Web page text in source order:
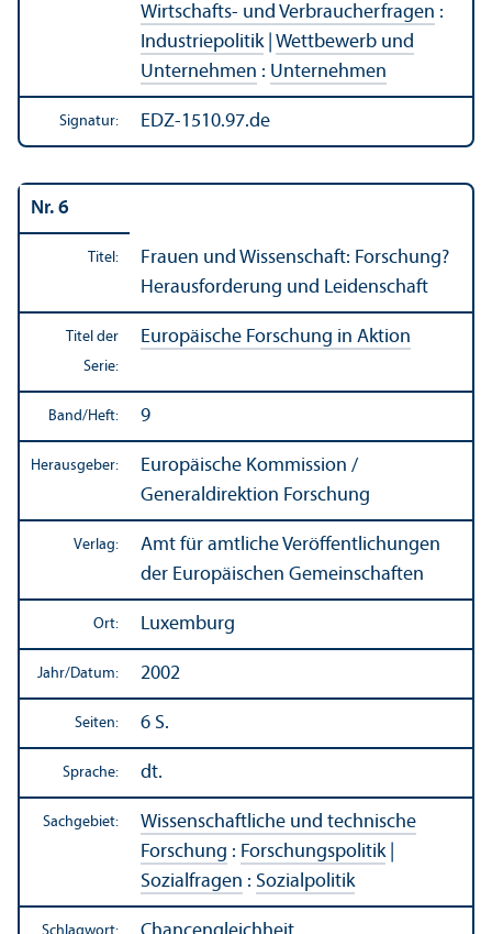
Wirtschafts- und Verbraucherfragen :
Industriepolitik| Wettbewerb und
Unter­nehmen : Unter­nehmen
Signatur: EDZ-1510.97.de
Nr. 6
Titel:
Frauen und Wissenschaft: Forschung?
Herausforderung und Leidenschaft
Titel der
Serie:
Europäische Forschung in Aktion
Band/Heft: 9
Herausgeber:
Europäische Kommission /
Generaldirektion Forschung
Verlag:
Amt für amtliche Veröffentlichungen
der Europäischen Gemeinschaften
Ort: Luxemburg
Jahr/Datum: 2002
Seiten: 6 S.
Sprache: dt.
Sachgebiet:
Wissenschaft­liche und technische
Forschung : Forschungs­politik|
Sozialfragen : Sozialpolitik